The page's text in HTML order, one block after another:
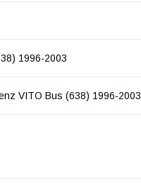
1996-2003
VITO Bus (638) 1996-2003